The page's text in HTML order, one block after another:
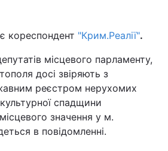
кореспондент "Крим.Реалії".
місцевого парламенту,
досі звіряють з
реєстром нерухомих
спадщини
значення у м.
в повідомленні.